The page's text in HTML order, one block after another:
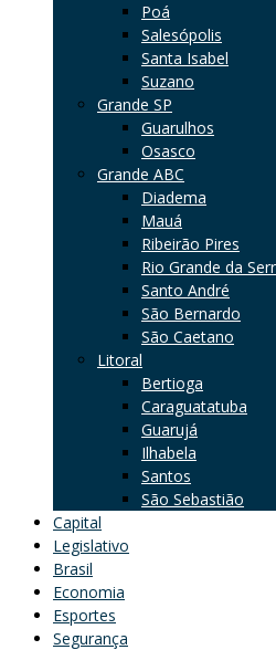
Poá
Salesópolis
Santa Isabel
Suzano
Grande SP
Guarulhos
Osasco
Grande ABC
Diadema
Mauá
Ribeirão Pires
Rio Grande da
Santo André
São Bernardo
São Caetano
Litoral
Bertioga
Caraguatatuba
Guarujá
Ilhabela
Santos
São Sebastião
Capital
Legislativo
Brasil
Economia
Esportes
Segurança